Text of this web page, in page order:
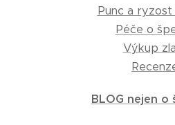
Punc a
Péče o
Výkup
BLOG nejen o